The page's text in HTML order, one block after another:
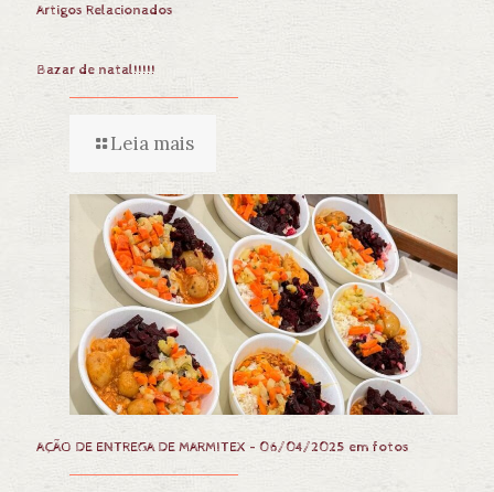
Artigos Relacionados
Bazar de natal!!!!!
Leia mais
AÇÃO DE ENTREGA DE MARMITEX – 06/04/2025 em fotos